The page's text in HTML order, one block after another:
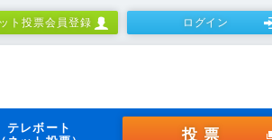
ト投票会員登録 ログイン
テレボート
投票